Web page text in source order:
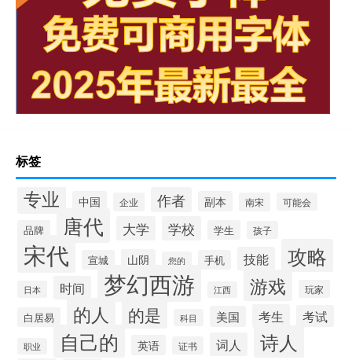
标签
专业 中国 企业 作者 副本 南宋 可能会
品牌 唐代 大学 学校 学生 孩子
宋代 宣城 山阴 您的 手机 技能 攻略
日本 时间 梦幻西游 江西 游戏 玩家
白居易 的人 的是 科目 美国 考生 考试
职业 自己的 英语 证书 词人 诗人